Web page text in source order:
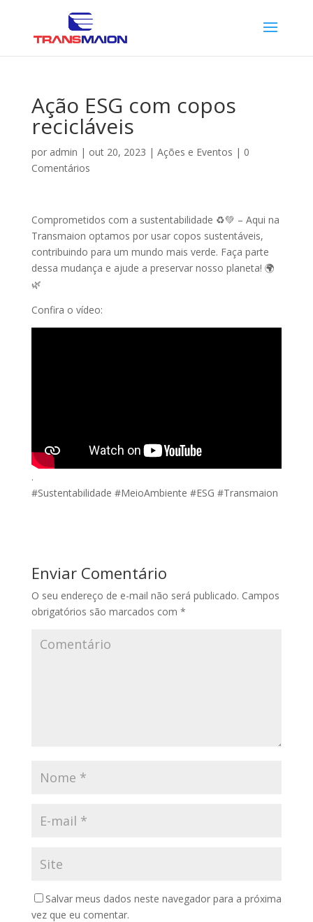
Ação ESG com copos
recicláveis
por admin | out 20, 2023 | Ações e Eventos | 0
Comentários
Comprometidos com a sustentabilidade ♻️💚 – Aqui na
Transmaion optamos por usar copos sustentáveis,
contribuindo para um mundo mais verde. Faça parte
dessa mudança e ajude a preservar nosso planeta! 🌍
🌿
Confira o vídeo:
.
#Sustentabilidade #MeioAmbiente #ESG #Transmaion
Enviar Comentário
O seu endereço de e-mail não será publicado. Campos
obrigatórios são marcados com *
Salvar meus dados neste navegador para a próxima
vez que eu comentar.